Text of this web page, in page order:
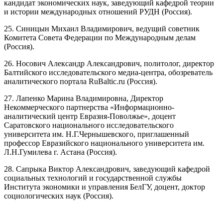
кандидат экономических наук, заведующий кафедрой теории
и истории международных отношений РУДН (Россия).
25. Синицын Михаил Владимирович, ведущий советник
Комитета Совета Федерации по Международным делам
(Россия).
26. Носович Александр Александрович, политолог, директор
Балтийского исследовательского медиа-центра, обозреватель
аналитического портала RuBaltic.ru (Россия).
27. Лапенко Марина Владимировна, Директор
Некоммерческого партнерства «Информационно-
аналитический центр Евразия-Поволжье», доцент
Саратовского национального исследовательского
университета им. Н.Г.Чернышевского, приглашенный
профессор Евразийского национального университета им.
Л.Н.Гумилева г. Астана (Россия).
28. Сапрыка Виктор Александрович, заведующий кафедрой
социальных технологий и государственной службы
Института экономики и управления БелГУ, доцент, доктор
социологических наук (Россия).